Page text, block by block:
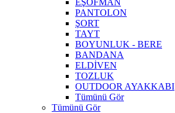
EŞOFMAN
PANTOLON
ŞORT
TAYT
BOYUNLUK - BERE
BANDANA
ELDİVEN
TOZLUK
OUTDOOR AYAKKABI
Tümünü Gör
Tümünü Gör